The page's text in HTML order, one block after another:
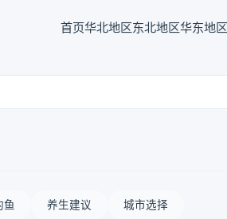
首页华北地区东北地区华东地区
鱼 养生建议 城市选择